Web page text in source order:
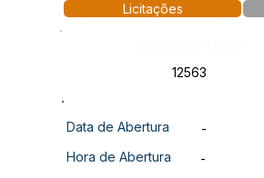
Licitações
12563
Data de Abertura
-
Hora de Abertura
-